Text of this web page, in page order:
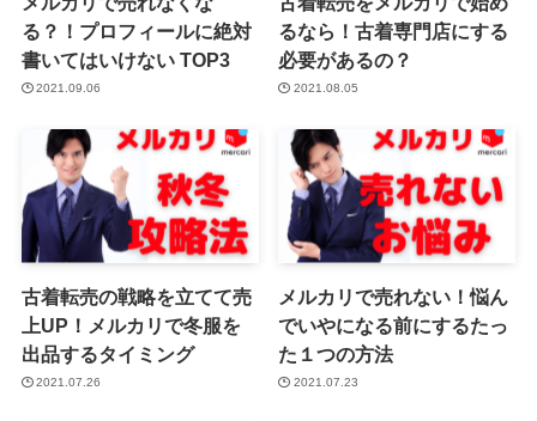
る？！プロフィールに絶対
書いてはいけない TOP3
2021.09.06
るなら！古着専門店にする
必要があるの？
2021.08.05
古着転売の戦略を立てて売
上UP！メルカリで冬服を
出品するタイミング
2021.07.26
メルカリで売れない！悩ん
でいやになる前にするたっ
た１つの方法
2021.07.23